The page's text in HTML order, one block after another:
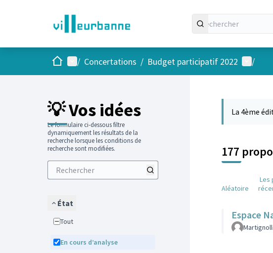
AccueilMenu principal
/ Concertations / Budget participatif 2022 Menu
/
💡 Vos idées
Le formulaire ci-dessous filtre
dynamiquement les résultats de la
recherche lorsque les conditions de
recherche sont modifiées.
État
Tout
En cours d’analyse
La 4ème
177
Aléatoire
Les
Espace